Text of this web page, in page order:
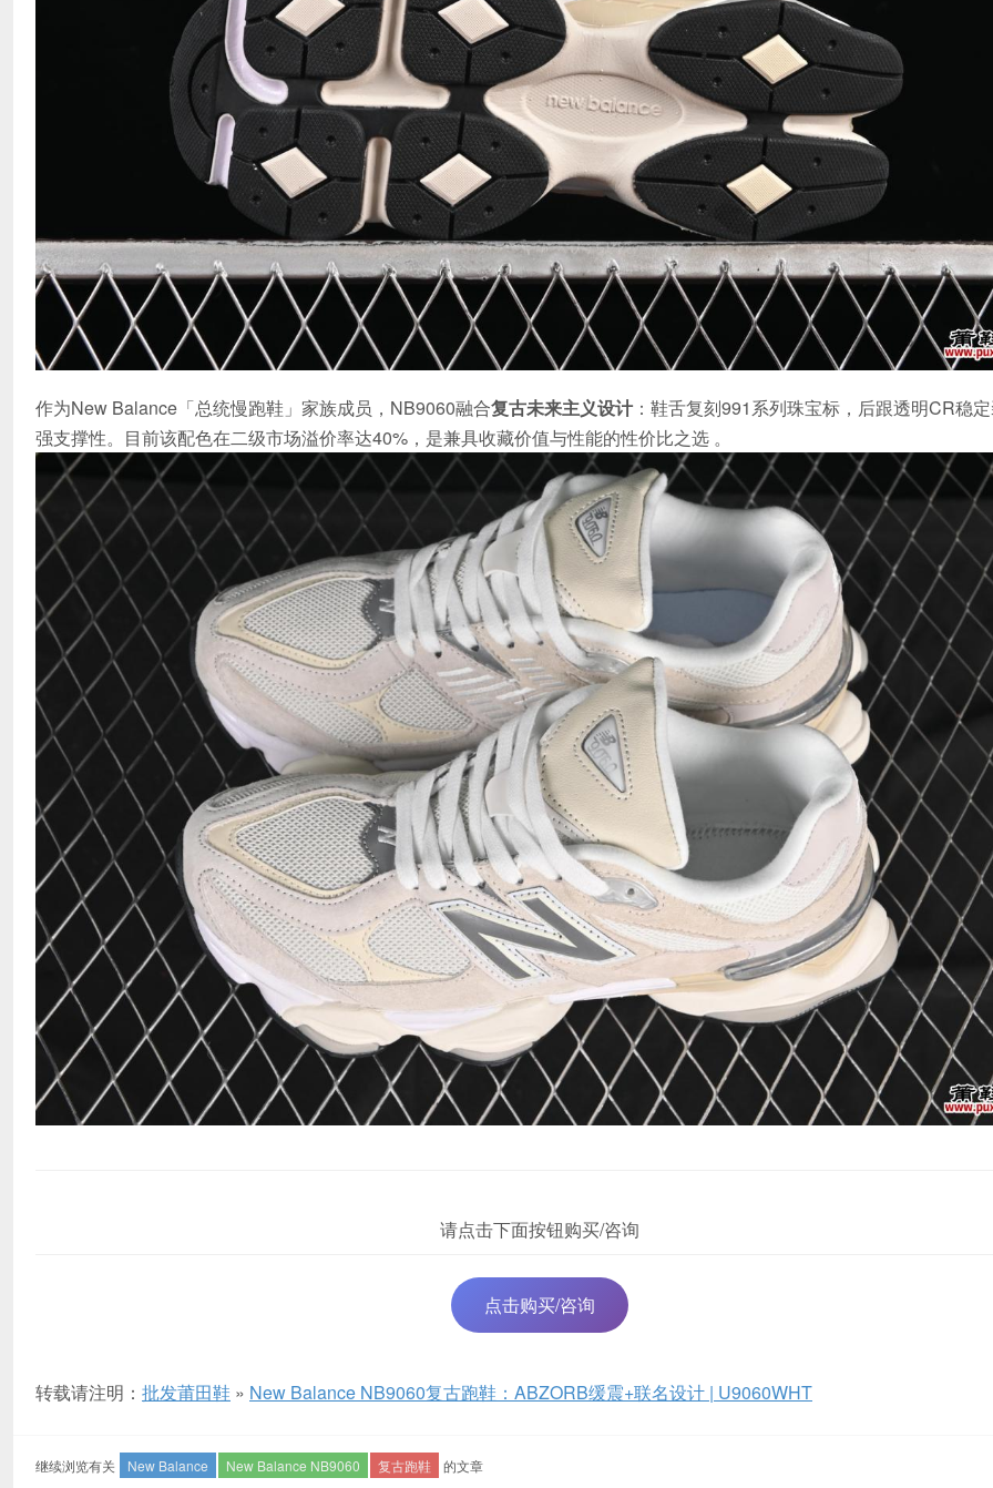
作为New Balance「总统慢跑鞋」家族成员，NB9060融合复古未来主义设计：鞋舌复刻991系列珠宝标，后跟透明CR稳
强支撑性。目前该配色在二级市场溢价率达40%，是兼具收藏价值与性能的性价比之选 。
请点击下面按钮购买/咨询
点击购买/咨询
转载请注明： 批发莆田鞋 » New Balance NB9060复古跑鞋：ABZORB缓震+联名设计 | U9060WHT
继续浏览有关 New Balance New Balance NB9060 复古跑鞋 的文章